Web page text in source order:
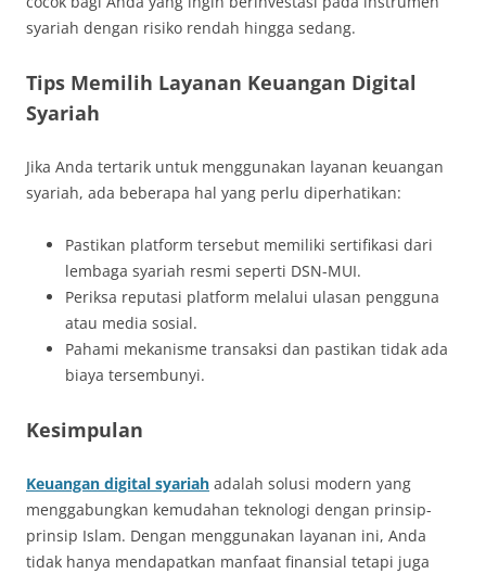
syariah dengan risiko rendah hingga sedang.
Tips Memilih Layanan Keuangan Digital
Syariah
Jika Anda tertarik untuk menggunakan layanan keuangan
syariah, ada beberapa hal yang perlu diperhatikan:
Pastikan platform tersebut memiliki sertifikasi dari
lembaga syariah resmi seperti DSN-MUI.
Periksa reputasi platform melalui ulasan pengguna
atau media sosial.
Pahami mekanisme transaksi dan pastikan tidak ada
biaya tersembunyi.
Kesimpulan
Keuangan digital syariah adalah solusi modern yang
menggabungkan kemudahan teknologi dengan prinsip-
prinsip Islam. Dengan menggunakan layanan ini, Anda
tidak hanya mendapatkan manfaat finansial tetapi juga